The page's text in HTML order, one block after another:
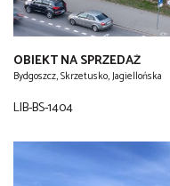
OBIEKT NA SPRZEDAŻ
Bydgoszcz, Skrzetusko, Jagiellońska
LIB-BS-1404